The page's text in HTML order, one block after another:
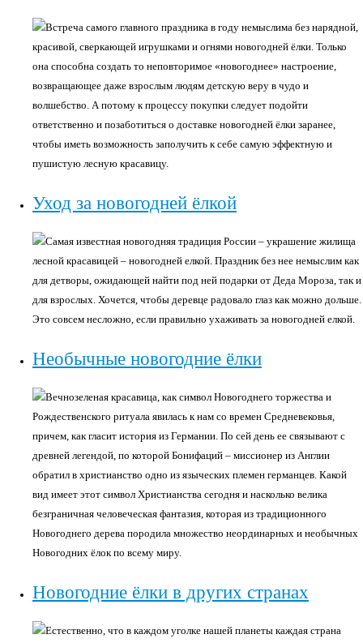
Встреча самого главного праздника в году немыслима без нарядной,
красивой, сверкающей игрушками и огнями новогодней ёлки. Только
она способна создать то неповторимое «новогоднее» настроение,
возвращающее даже взрослым людям детскую веру в чудо и
волшебство. А потому к процессу покупки следует подойти
ответственно и позаботиться о доставке новогодней ёлки заранее,
чтобы иметь возможность заполучить к себе самую эффектную и
пушистую лесную красавицу.
Уход за новогодней ёлкой
Самая известная новогодняя традиция России – украшение жилища
лесной красавицей – новогодней елкой. Праздник без нее немыслим как
для детворы, ожидающей найти под ней подарки от Деда Мороза, так и
для взрослых. Хочется, чтобы деревце радовало глаз как можно дольше.
Это совсем несложно, если правильно ухаживать за новогодней елкой.
Необычные новогодние ёлки
Вечнозеленая красавица, как символ Новогоднего торжества и
Рождественского ритуала явилась к нам со времен Средневековья,
причем, как гласит история из Германии. По сей день ее связывают с
древней легендой, по которой Бонифаций – миссионер из Англии
обратил в христианство одно из языческих племен германцев. Какой
вид имеет этот символ Христианства сегодня и насколько велика
безграничная человеческая фантазия, которая из традиционного
Новогоднего дерева породила множество неординарных и необычных
Новогодних ёлок по всему миру.
Новогодние ёлки в других странах
Естественно, что в каждом уголке нашей планеты каждая страна